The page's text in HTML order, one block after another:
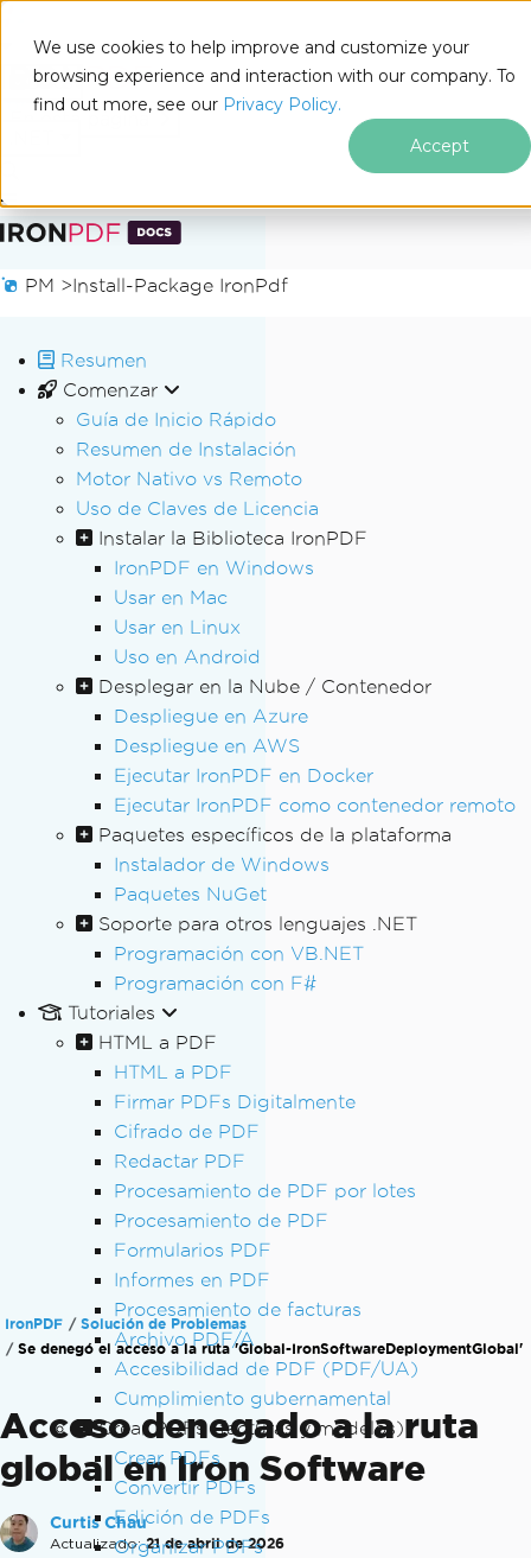
We use cookies to help improve and customize your
browsing experience and interaction with our company. To
find out more, see our Privacy Policy.
Accept
Saltar al pie de página
Docs
PM >Install-Package IronPdf
Resumen
Comenzar
Guía de Inicio Rápido
Resumen de Instalación
Motor Nativo vs Remoto
Uso de Claves de Licencia
Instalar la Biblioteca IronPDF
IronPDF en Windows
Usar en Mac
Usar en Linux
Uso en Android
Desplegar en la Nube / Contenedor
Despliegue en Azure
Despliegue en AWS
Ejecutar IronPDF en Docker
Ejecutar IronPDF como contenedor remoto
Paquetes específicos de la plataforma
Instalador de Windows
Paquetes NuGet
Soporte para otros lenguajes .NET
Programación con VB.NET
Programación con F#
Tutoriales
HTML a PDF
HTML a PDF
Firmar PDFs Digitalmente
Cifrado de PDF
Redactar PDF
Procesamiento de PDF por lotes
Procesamiento de PDF
Formularios PDF
Informes en PDF
Procesamiento de facturas
Archivo PDF/A
Accesibilidad de PDF (PDF/UA)
Cumplimiento gubernamental
Crear PDFs (facturas y modelos)
Crear PDFs
Convertir PDFs
Edición de PDFs
Organizar PDFs
IronPDF
Solución de Problemas
Se denegó el acceso a la ruta 'Global-IronSoftwareDeploymentGlobal'
Acceso denegado a la ruta
global en Iron Software
Curtis Chau
Actualizado: 21 de abril de 2026